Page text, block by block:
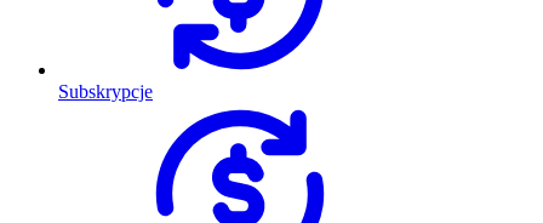
Subskrypcje